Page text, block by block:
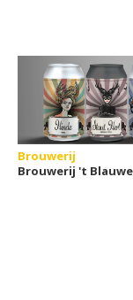
Brouwerij
Brouwerij 't